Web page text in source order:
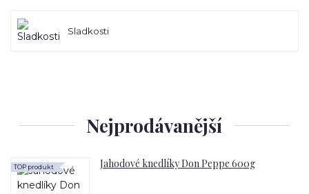
Sladkosti
Nejprodávanější
Jahodové knedlíky Don Peppe 600g
TOP produkt